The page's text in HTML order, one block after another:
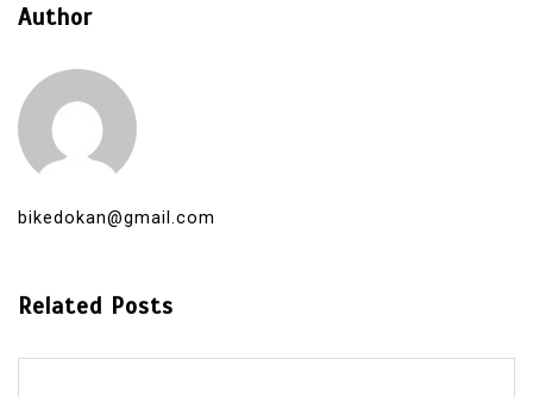
Author
bikedokan@gmail.com
Related Posts